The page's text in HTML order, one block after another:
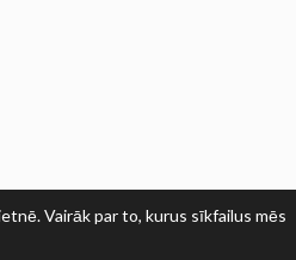
Vairāk par to, kurus sīkfailus mēs